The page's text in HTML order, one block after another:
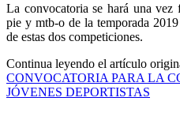
La convocatoria se hará una
pie y mtb-o de la temporada
de estas dos competiciones.
Continua leyendo el artículo
CONVOCATORIA PARA LA
JÓVENES DEPORTISTAS